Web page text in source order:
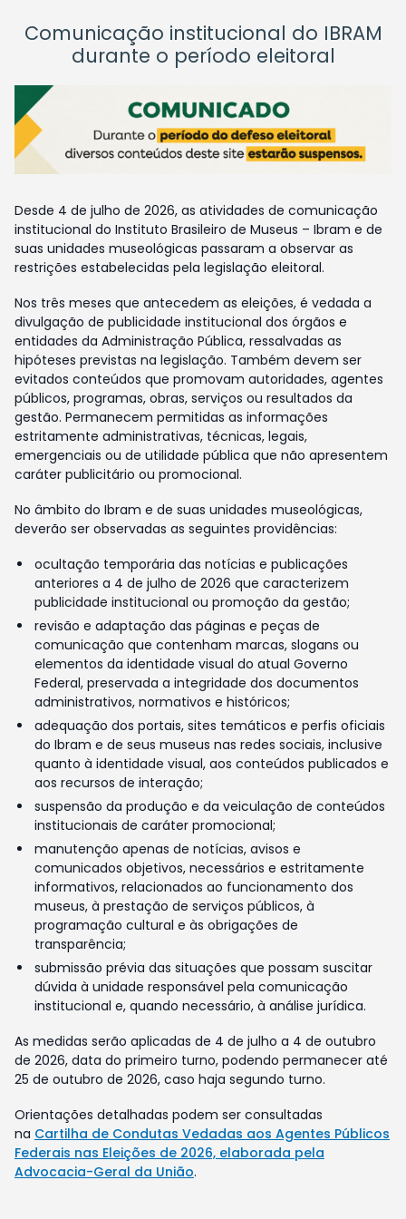
Comunicação institucional do IBRAM
durante o período eleitoral
Desde 4 de julho de 2026, as atividades de comunicação
institucional do Instituto Brasileiro de Museus – Ibram e de
suas unidades museológicas passaram a observar as
restrições estabelecidas pela legislação eleitoral.
Nos três meses que antecedem as eleições, é vedada a
divulgação de publicidade institucional dos órgãos e
entidades da Administração Pública, ressalvadas as
hipóteses previstas na legislação. Também devem ser
evitados conteúdos que promovam autoridades, agentes
públicos, programas, obras, serviços ou resultados da
gestão. Permanecem permitidas as informações
estritamente administrativas, técnicas, legais,
emergenciais ou de utilidade pública que não apresentem
caráter publicitário ou promocional.
No âmbito do Ibram e de suas unidades museológicas,
deverão ser observadas as seguintes providências:
ocultação temporária das notícias e publicações
anteriores a 4 de julho de 2026 que caracterizem
publicidade institucional ou promoção da gestão;
revisão e adaptação das páginas e peças de
comunicação que contenham marcas, slogans ou
elementos da identidade visual do atual Governo
Federal, preservada a integridade dos documentos
administrativos, normativos e históricos;
adequação dos portais, sites temáticos e perfis oficiais
do Ibram e de seus museus nas redes sociais, inclusive
quanto à identidade visual, aos conteúdos publicados e
aos recursos de interação;
suspensão da produção e da veiculação de conteúdos
institucionais de caráter promocional;
manutenção apenas de notícias, avisos e
comunicados objetivos, necessários e estritamente
informativos, relacionados ao funcionamento dos
museus, à prestação de serviços públicos, à
programação cultural e às obrigações de
transparência;
submissão prévia das situações que possam suscitar
dúvida à unidade responsável pela comunicação
institucional e, quando necessário, à análise jurídica.
As medidas serão aplicadas de 4 de julho a 4 de outubro
de 2026, data do primeiro turno, podendo permanecer até
25 de outubro de 2026, caso haja segundo turno.
Orientações detalhadas podem ser consultadas
na Cartilha de Condutas Vedadas aos Agentes Públicos
Federais nas Eleições de 2026, elaborada pela
Advocacia-Geral da União.